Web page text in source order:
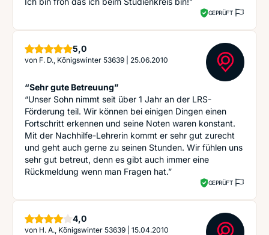
GEPRÜFT
5,0Sterne
von F. D., Königswinter 53639 25.06.2010
“Sehr gute Betreuung”
“Unser Sohn nimmt seit über 1 Jahr an der LRS-
Förderung teil. Wir können bei einigen Dingen einen
Fortschritt erkennen und seine Noten waren konstant.
Mit der Nachhilfe-Lehrerin kommt er sehr gut zurecht
und geht auch gerne zu seinen Stunden. Wir fühlen uns
sehr gut betreut, denn es gibt auch immer eine
Rückmeldung wenn man Fragen hat.”
GEPRÜFT
4,0Sterne
von H. A., Königswinter 53639 15.04.2010